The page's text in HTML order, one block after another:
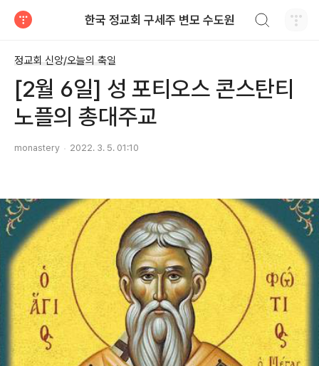
한국 정교회 구세주 변모 수도원
정교회 신앙/오늘의 축일
[2월 6일] 성 포티오스 콘스탄티
노플의 총대주교
monastery 2022. 3. 5. 01:10